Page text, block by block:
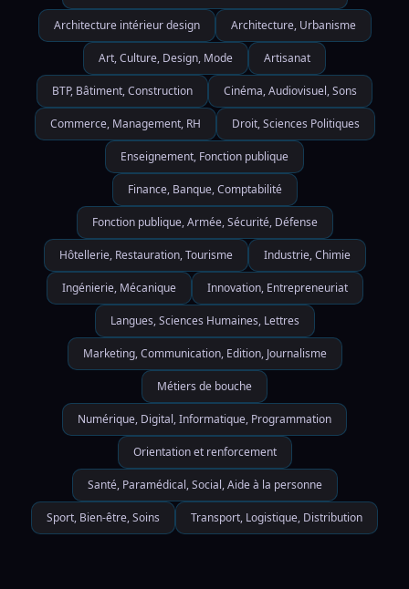
Architecture intérieur design Architecture, Urbanisme
Art, Culture, Design, Mode Artisanat
BTP, Bâtiment, Construction Cinéma, Audiovisuel, Sons
Commerce, Management, RH Droit, Sciences Politiques
Enseignement, Fonction publique
Finance, Banque, Comptabilité
Fonction publique, Armée, Sécurité, Défense
Hôtellerie, Restauration, Tourisme Industrie, Chimie
Ingénierie, Mécanique Innovation, Entrepreneuriat
Langues, Sciences Humaines, Lettres
Marketing, Communication, Edition, Journalisme
Métiers de bouche
Numérique, Digital, Informatique, Programmation
Orientation et renforcement
Santé, Paramédical, Social, Aide à la personne
Sport, Bien-être, Soins Transport, Logistique, Distribution